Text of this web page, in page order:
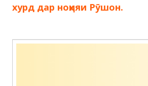
записям
хурд дар ноҳияи Рӯшон.
Содержимое